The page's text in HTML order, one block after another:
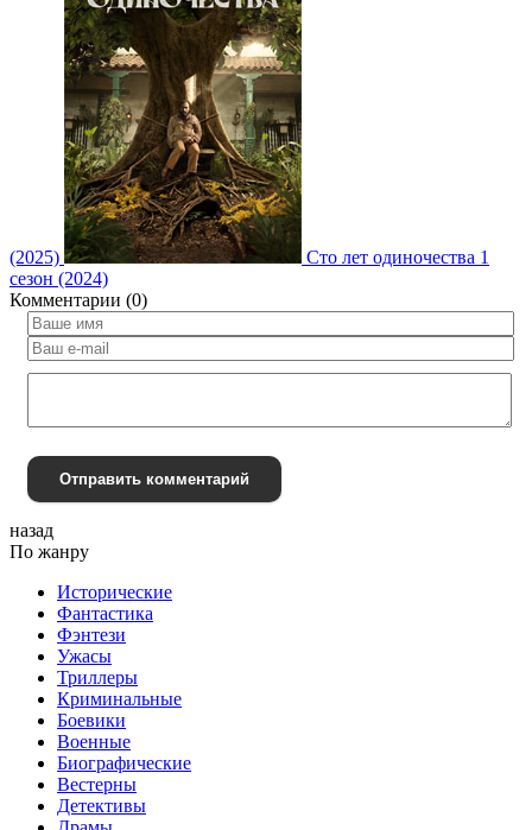
(2025)
Сто лет одиночества 1
сезон (2024)
Комментарии (0)
Отправить комментарий
назад
По жанру
Исторические
Фантастика
Фэнтези
Ужасы
Триллеры
Криминальные
Боевики
Военные
Биографические
Вестерны
Детективы